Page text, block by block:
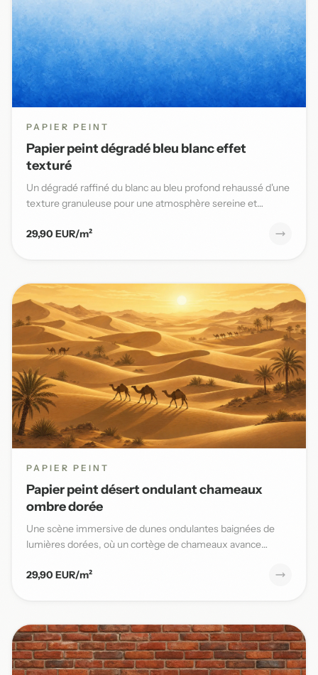
PAPIER PEINT
Papier peint dégradé bleu blanc effet
texturé
Un dégradé raffiné du blanc au bleu profond rehaussé d'une
texture granuleuse pour une atmosphère sereine et
29,90 EUR/m²
PAPIER PEINT
Papier peint désert ondulant chameaux
ombre dorée
Une scène immersive de dunes ondulantes baignées de
lumières dorées, où un cortège de chameaux avance
29,90 EUR/m²